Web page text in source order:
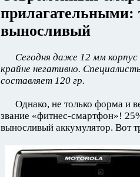
прилагательными:
выносливый
Сегодня даже 12 мм
крайне негативно.
составляет 120 гр.
Однако, не только форма и
звание «фитнес-смартфон»!
выносливый аккумулятор. Вот